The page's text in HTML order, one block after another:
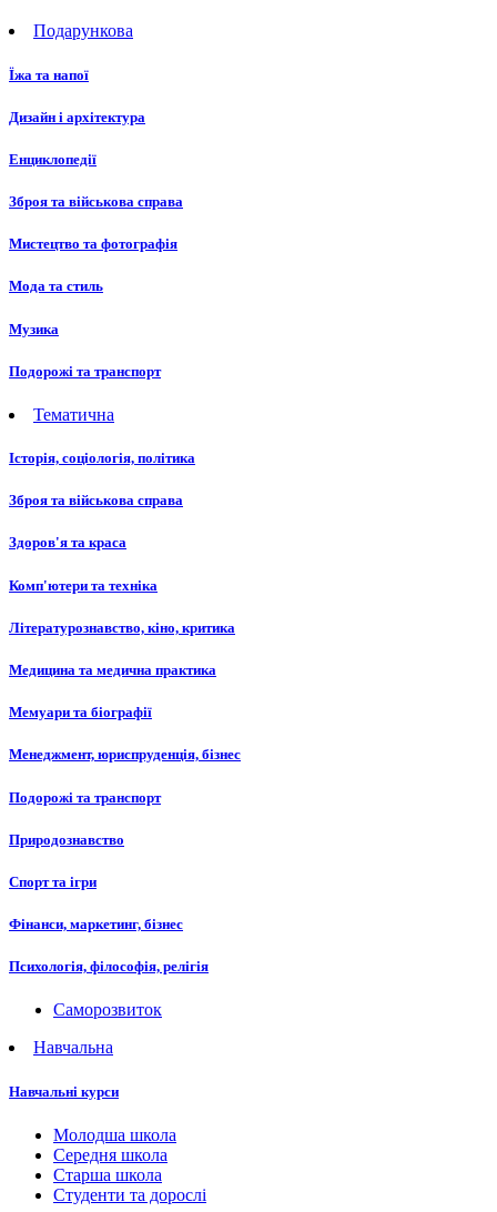
Подарункова
Їжа та напої
Дизайн і архітектура
Енциклопедії
Зброя та військова справа
Мистецтво та фотографія
Мода та стиль
Музика
Подорожі та транспорт
Тематична
Історія, соціологія, політика
Зброя та військова справа
Здоров'я та краса
Комп'ютери та техніка
Літературознавство, кіно, критика
Медицина та медична практика
Мемуари та біографії
Менеджмент, юриспруденція, бізнес
Подорожі та транспорт
Природознавство
Спорт та ігри
Фінанси, маркетинг, бізнес
Психологія, філософія, релігія
Саморозвиток
Навчальна
Навчальні курси
Молодша школа
Середня школа
Старша школа
Студенти та дорослі